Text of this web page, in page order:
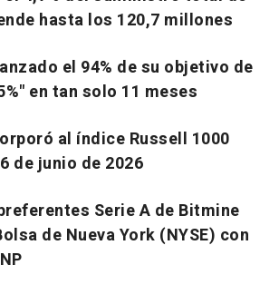
hasta los 120,7 millones
el 94% de su objetivo de
en tan solo 11 meses
al índice Russell 1000
de junio de 2026
Serie A de Bitmine
de Nueva York (NYSE) con